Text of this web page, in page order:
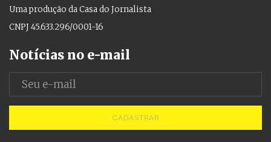
Uma produção da Casa do Jornalista
CNPJ 45.633.296/0001-16
Notícias no e-mail
CADASTRAR